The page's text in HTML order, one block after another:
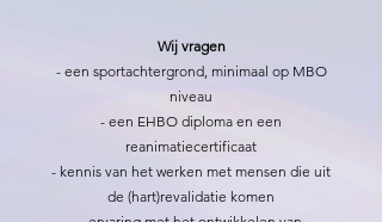
Wij vragen
- een sportachtergrond, minimaal op MBO
niveau
- een EHBO diploma en een
reanimatiecertificaat
- kennis van het werken met mensen die uit
de (hart)revalidatie komen